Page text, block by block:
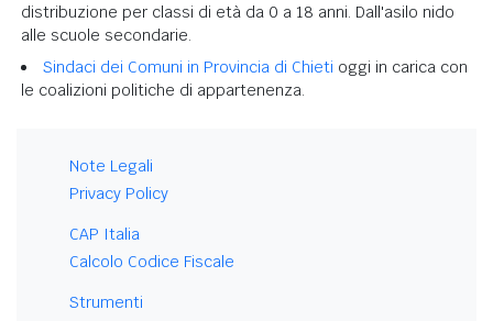
distribuzione per classi di età da 0 a 18 anni. Dall'asilo nido
alle scuole secondarie.
Sindaci dei Comuni in Provincia di Chieti oggi in carica con
le coalizioni politiche di appartenenza.
Note Legali
Privacy Policy
CAP Italia
Calcolo Codice Fiscale
Strumenti